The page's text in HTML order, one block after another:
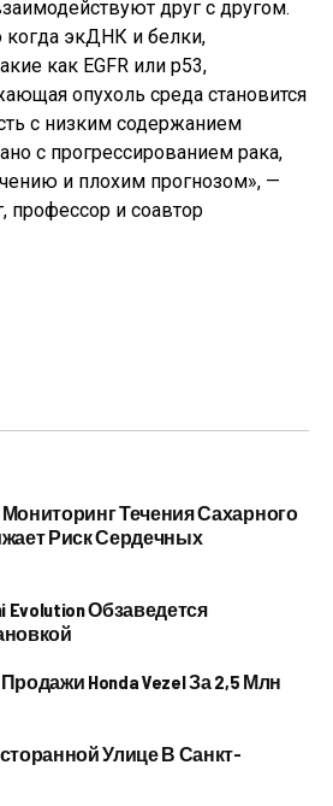
друг с другом.
когда экДНК и белки,
как EGFR или p53,
опухоль среда становится
с низким содержанием
с прогрессированием рака,
и плохим прогнозом», —
профессор и соавтор
Течения Сахарного
Риск Сердечных
Обзаведется
Honda Vezel За 2,5 Млн
Улице В Санкт-